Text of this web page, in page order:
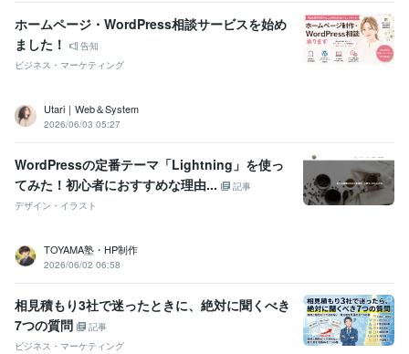
ホームページ・WordPress相談サービスを始め
ました！
告知
ビジネス・マーケティング
Utari｜Web＆System
2026/06/03 05:27
WordPressの定番テーマ「Lightning」を使っ
てみた！初心者におすすめな理由...
記事
デザイン・イラスト
TOYAMA塾・HP制作
2026/06/02 06:58
相見積もり3社で迷ったときに、絶対に聞くべき
7つの質問
記事
ビジネス・マーケティング